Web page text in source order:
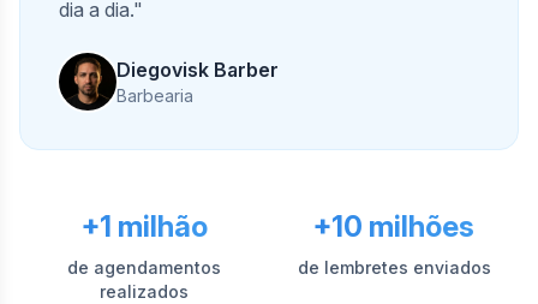
dia a dia."
Diegovisk Barber
Barbearia
+1 milhão
de agendamentos
realizados
+10 milhões
de lembretes enviados